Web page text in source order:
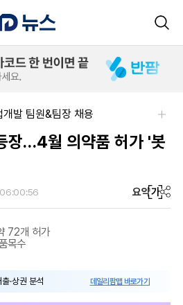
의원 영업 팀장 채용
발 팀원&팀장 채용
장…4월 의약품 허가 '봇
요약가
72개 허가
목수
·상권 분석 데일리팜맵 바로가기